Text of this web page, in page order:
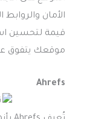
الأمان والروابط
قيمة لتحسين
موقعك يتفوق
Ahrefs